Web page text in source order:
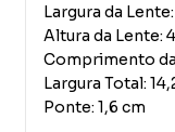
Largura da
Altura da Lente:
Comprimento
Largura Total:
Ponte: 1,6 cm